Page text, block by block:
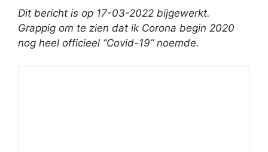
Dit bericht is op 17-03-2022 bijgewerkt.
Grappig om te zien dat ik Corona begin 2020
nog heel officieel “Covid-19” noemde.